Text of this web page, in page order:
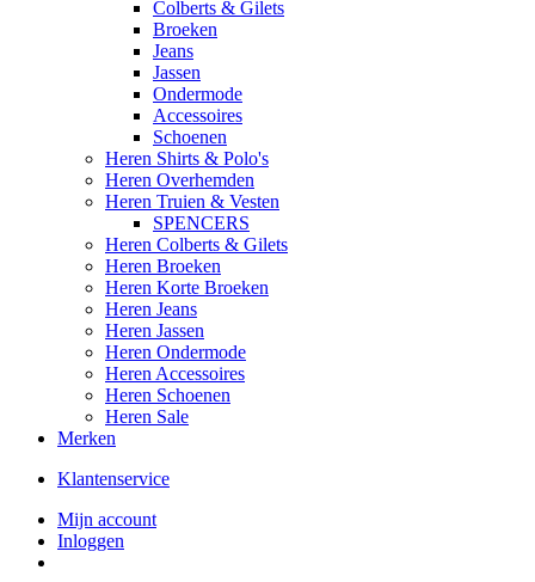
Colberts & Gilets
Broeken
Jeans
Jassen
Ondermode
Accessoires
Schoenen
Heren Shirts & Polo's
Heren Overhemden
Heren Truien & Vesten
SPENCERS
Heren Colberts & Gilets
Heren Broeken
Heren Korte Broeken
Heren Jeans
Heren Jassen
Heren Ondermode
Heren Accessoires
Heren Schoenen
Heren Sale
Merken
Klantenservice
Mijn account
Inloggen